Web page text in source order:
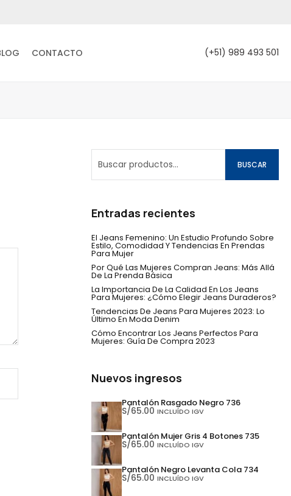
CONTACTO (+51) 989 493 501
BUSCAR
Entradas recientes
El Jeans Femenino: Un Estudio Profundo Sobre
Estilo, Comodidad Y Tendencias En Prendas
Para Mujer
Por Qué Las Mujeres Compran Jeans: Más Allá
De La Prenda Básica
La Importancia De La Calidad En Los Jeans
Para Mujeres: ¿Cómo Elegir Jeans Duraderos?
Tendencias De Jeans Para Mujeres 2023: Lo
Último En Moda Denim
Cómo Encontrar Los Jeans Perfectos Para
Mujeres: Guía De Compra 2023
Nuevos ingresos
Pantalón Rasgado Negro 736
S/65.00 INCLUÍDO IGV
Pantalón Mujer Gris 4 Botones 735
S/65.00 INCLUÍDO IGV
Pantalón Negro Levanta Cola 734
S/65.00 INCLUÍDO IGV